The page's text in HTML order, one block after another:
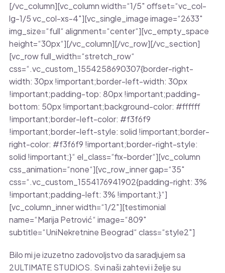
[/vc_column][vc_column width=“1/5″ offset=“vc_col-
lg-1/5 vc_col-xs-4″][vc_single_image image=“2633″
img_size=“full“ alignment=“center“][vc_empty_space
height=“30px“][/vc_column][/vc_row][/vc_section]
[vc_row full_width=“stretch_row“
css=“.vc_custom_1554258690307{border-right-
width: 30px !important;border-left-width: 30px
!important;padding-top: 80px !important;padding-
bottom: 50px !important;background-color: #ffffff
!important;border-left-color: #f3f6f9
!important;border-left-style: solid !important;border-
right-color: #f3f6f9 !important;border-right-style:
solid !important;}“ el_class=“fix-border“][vc_column
css_animation=“none“][vc_row_inner gap=“35″
css=“.vc_custom_1554176941902{padding-right: 3%
!important;padding-left: 3% !important;}“]
[vc_column_inner width=“1/2″][testimonial
name=“Marija Petrović“ image=“809″
subtitle=“UniNekretnine Beograd“ class=“style2″]
Bilo mi je izuzetno zadovoljstvo da saradjujem sa
2ULTIMATE STUDIOS. Svi naši zahtevi i želje su